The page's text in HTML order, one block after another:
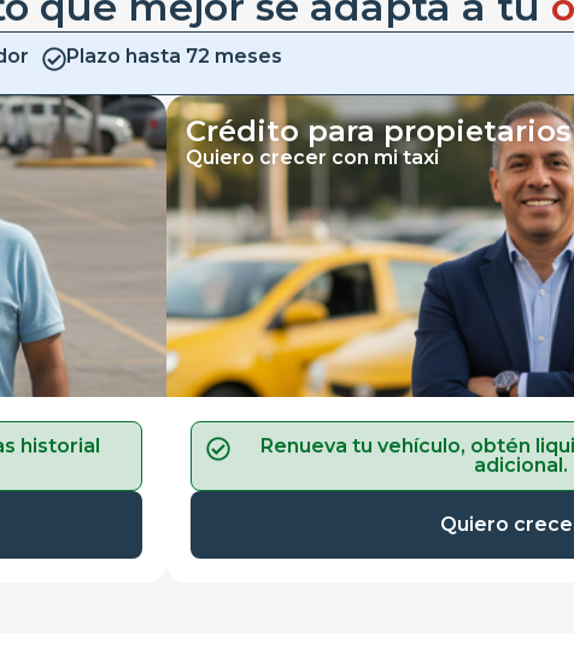
Plazo hasta 72 meses
historial
Crédito para propietarios
Quiero crecer con mi taxi
Renueva tu vehículo, obtén
adicional.
Quiero